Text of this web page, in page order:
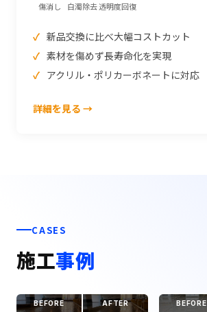
傷消し 白濁除去透明度回復
新品交換に比べ大幅コストカット
素材を傷めず長寿命化を実現
アクリル・ポリカーボネートに対応
詳細を見る →
CASES
施工事例
BEFORE AFTER BEFORE